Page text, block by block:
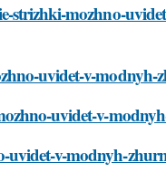
strizhki-mozhno-
uvidet-v-modnyh-
uvidet-v-
uvidet-v-modnyh-